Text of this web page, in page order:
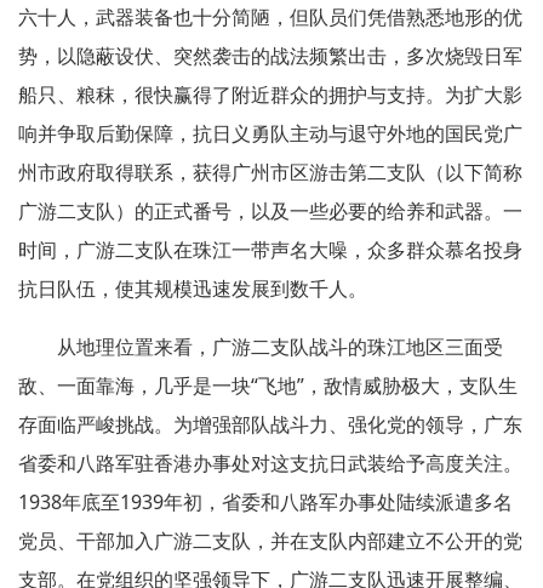
六十人，武器装备也十分简陋，但队员们凭借熟悉地形的优
势，以隐蔽设伏、突然袭击的战法频繁出击，多次烧毁日军
船只、粮秣，很快赢得了附近群众的拥护与支持。为扩大影
响并争取后勤保障，抗日义勇队主动与退守外地的国民党广
州市政府取得联系，获得广州市区游击第二支队（以下简称
广游二支队）的正式番号，以及一些必要的给养和武器。一
时间，广游二支队在珠江一带声名大噪，众多群众慕名投身
抗日队伍，使其规模迅速发展到数千人。
从地理位置来看，广游二支队战斗的珠江地区三面受
敌、一面靠海，几乎是一块“飞地”，敌情威胁极大，支队生
存面临严峻挑战。为增强部队战斗力、强化党的领导，广东
省委和八路军驻香港办事处对这支抗日武装给予高度关注。
1938年底至1939年初，省委和八路军办事处陆续派遣多名
党员、干部加入广游二支队，并在支队内部建立不公开的党
支部。在党组织的坚强领导下，广游二支队迅速开展整编、